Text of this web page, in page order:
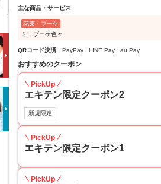
主な商品・サービス
花束・ブーケ
ミニブーケ色々
QRコード決済 PayPay LINE Pay au Pay
おすすめのクーポン
PickUp
エキテン限定クーポン2
新規限定
PickUp
エキテン限定クーポン1
PickUp